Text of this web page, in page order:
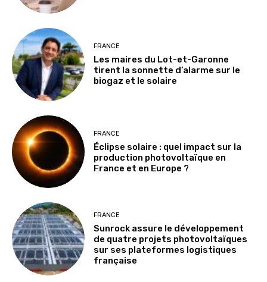
FRANCE
Les maires du Lot-et-Garonne
tirent la sonnette d’alarme sur le
biogaz et le solaire
FRANCE
Éclipse solaire : quel impact sur la
production photovoltaïque en
France et en Europe ?
FRANCE
Sunrock assure le développement
de quatre projets photovoltaïques
sur ses plateformes logistiques
française